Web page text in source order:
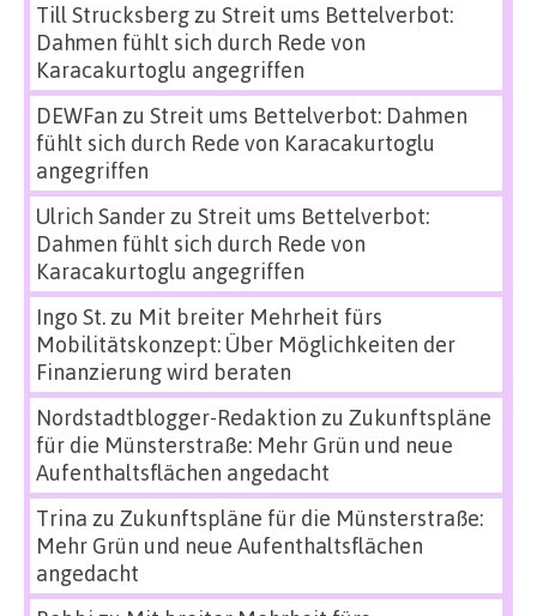
Till Strucksbergzu Streit ums Bettelverbot:
Dahmen fühlt sich durch Rede von
Karacakurtoglu angegriffen
DEWFan zu Streit ums Bettelverbot: Dahmen
fühlt sich durch Rede von Karacakurtoglu
angegriffen
Ulrich Sanderzu Streit ums Bettelverbot:
Dahmen fühlt sich durch Rede von
Karacakurtoglu angegriffen
Ingo St.zu Mit breiter Mehrheit fürs
Mobilitätskonzept: Über Möglichkeiten der
Finanzierung wird beraten
Nordstadtblogger-Redaktion zu Zukunftspläne
für die Münsterstraße: Mehr Grün und neue
Aufenthaltsflächen angedacht
Trina zu Zukunftspläne für die Münsterstraße:
Mehr Grün und neue Aufenthaltsflächen
angedacht